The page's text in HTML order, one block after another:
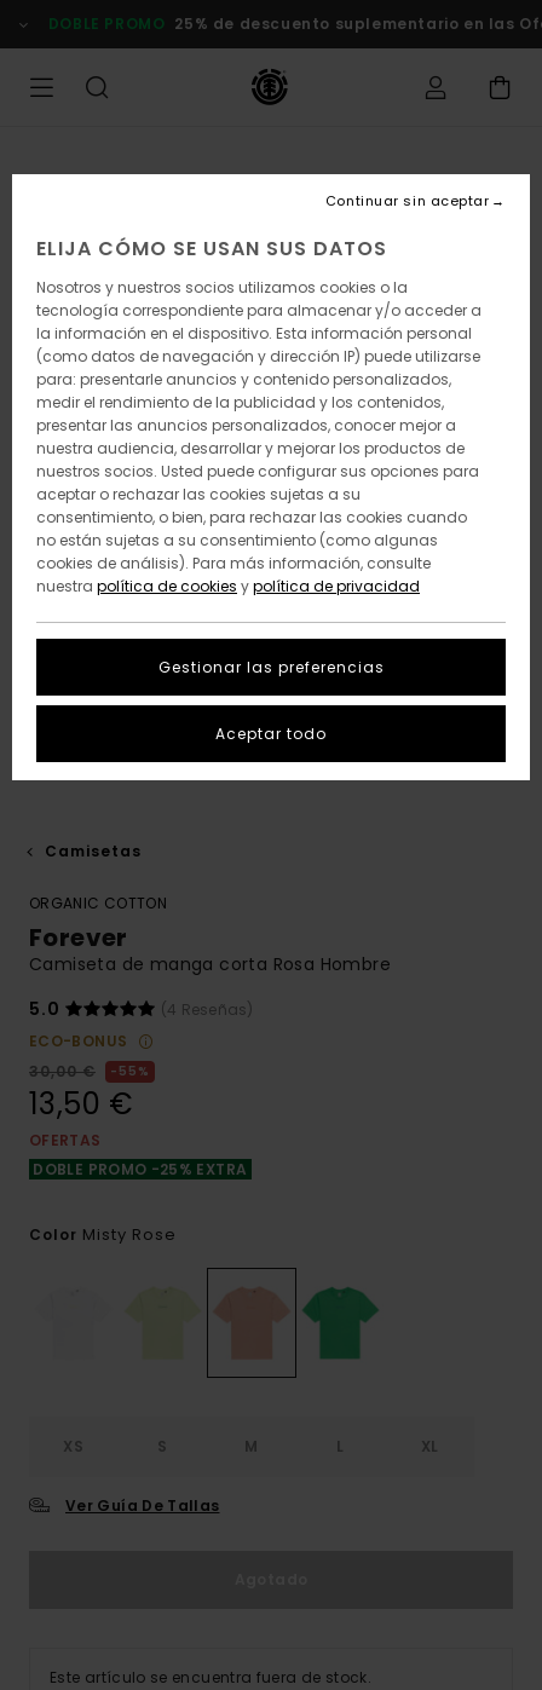
la
DOBLE PROMO 25% de descuento suplementario en las
Camisetas
ORGANIC COTTON
Forever
Camiseta de manga corta Rosa Hombre
5.0
(4 Reseñas)
ECO-BONUS
30,00 €
55%
13,50 €
OFERTAS
DOBLE PROMO -25% EXTRA
Color Misty Rose
XS S M L XL
Ver Guía De Tallas
Este artículo se encuentra fuera de stock.
ELIJA CÓMO SE USAN SUS DATOS
Nosotros y nuestros socios utilizamos cookies o la
tecnología correspondiente para almacenar y/o acceder a
la información en el dispositivo. Esta información personal
(como datos de navegación y dirección IP) puede utilizarse
para: presentarle anuncios y contenido personalizados,
medir el rendimiento de la publicidad y los contenidos,
presentar las anuncios personalizados, conocer mejor a
nuestra audiencia, desarrollar y mejorar los productos de
nuestros socios. Usted puede configurar sus opciones para
aceptar o rechazar las cookies sujetas a su
consentimiento, o bien, para rechazar las cookies cuando
no están sujetas a su consentimiento (como algunas
cookies de análisis). Para más información, consulte
nuestra política de cookies ypolítica de privacidad
Gestionar las preferencias
Continuar sin aceptar
Aceptar todo